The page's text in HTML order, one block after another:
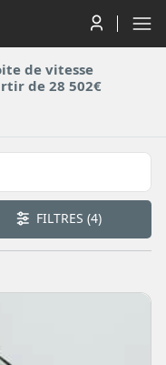
de vitesse
de 28 502€
FILTRES(4)